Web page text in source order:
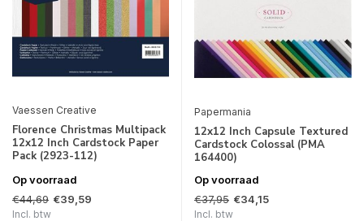
Vaessen Creative
Florence Christmas Multipack
12x12 Inch Cardstock Paper
Pack (2923-112)
Op voorraad
€44,69 €39,59
Incl. btw
Papermania
12x12 Inch Capsule Textured
Cardstock Colossal (PMA
164400)
Op voorraad
€37,95 €34,15
Incl. btw